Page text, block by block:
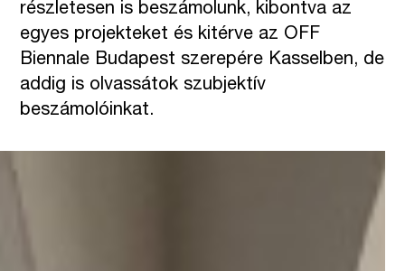
részletesen is beszámolunk, kibontva az
egyes projekteket és kitérve az OFF
Biennale Budapest szerepére Kasselben, de
addig is olvassátok szubjektív
beszámolóinkat.